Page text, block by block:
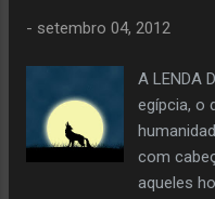
- setembro 04, 2012
A LENDA
egípcia, o
com
aqueles